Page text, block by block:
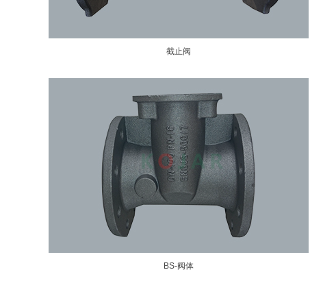
截止阀
BS-阀体